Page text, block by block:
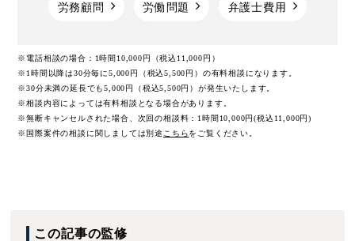
労務顧問 労働問題 弁護士費用
※電話相談の場合：1時間10,000円（税込11,000円）
※1時間以降は30分毎に5,000円（税込5,500円）の有料相談になります。
※30分未満の延長でも5,000円（税込5,500円）が発生いたします。
※相談内容によっては有料相談となる場合があります。
※無断キャンセルされた場合、次回の相談料：1時間10,000円(税込11,000円)
※国際案件の相談に関しましては別途 こちらをご覧ください。
この記事の監修